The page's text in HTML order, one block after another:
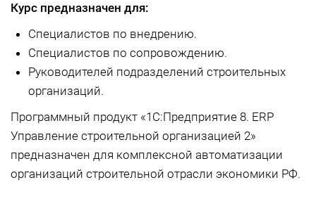
Курс предназначен для:
Специалистов по внедрению.
Специалистов по сопровождению.
Руководителей подразделений строительных
организаций.
Программный продукт «1С:Предприятие 8. ERP
Управление строительной организацией 2»
предназначен для комплексной автоматизации
организаций строительной отрасли экономики РФ.